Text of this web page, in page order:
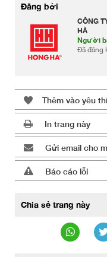
Đăng bởi
CÔNG
HÀ
Người
Đã đăng
Thêm vào yêu
In trang này
Gửi email cho
Báo cáo lỗi
Chia sẻ trang này